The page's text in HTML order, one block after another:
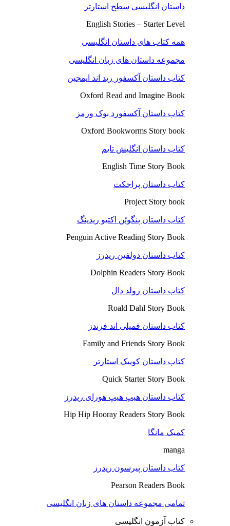
داستان انگلیسی سطح استارتر
English Stories – Starter Level
همه کتاب های داستان انگلیسی
مجموعه داستان های زبان انگلیسی
کتاب داستان آکسفور رید اند ایمجین
Oxford Read and Imagine Book
کتاب داستان آکسفورد بوک ورمز
Oxford Bookworms Story book
کتاب داستان انگلیش تایم
English Time Story Book
کتاب داستان پراجکت
Project Story book
کتاب داستان پنگوئن اکتیو ریدینگ
Penguin Active Reading Story Book
کتاب داستان دولفین ریدرز
Dolphin Readers Story Book
کتاب داستان رولد دال
Roald Dahl Story Book
کتاب داستان فمیلی اند فرندز
Family and Friends Story Book
کتاب داستان کوییک استارتر
Quick Starter Story Book
کتاب داستان هیپ هیپ هورای ریدرز
Hip Hip Hooray Readers Story Book
کمیک مانگا
manga
کتاب داستان پیرسون ریدرز
Pearson Readers Book
تمامی مجموعه داستان های زبان انگلیسی
کتاب آزمون انگلیسی